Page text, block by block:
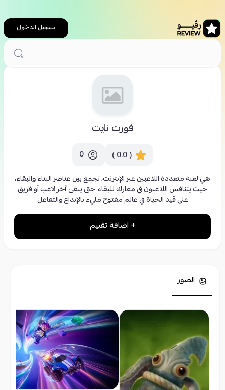
تسجيل الدخول
فورت نايت
( 0.0 )
0
هي لعبة متعددة اللاعبين عبر الإنترنت، تجمع بين عناصر البناء والبقاء،
حيث يتنافس اللاعبون في معارك للبقاء حتى يبقى آخر لاعب أو فريق
على قيد الحياة في عالم مفتوح مليء بالإبداع والتفاعل
+ اضافة تقييم
الصور